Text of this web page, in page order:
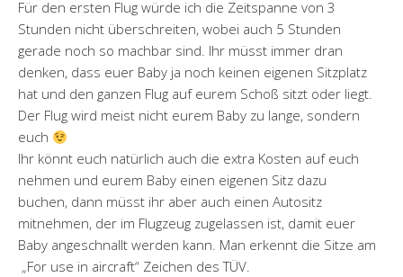
Für den ersten Flug würde ich die Zeitspanne von 3
Stunden nicht überschreiten, wobei auch 5 Stunden
gerade noch so machbar sind. Ihr müsst immer dran
denken, dass euer Baby ja noch keinen eigenen Sitzplatz
hat und den ganzen Flug auf eurem Schoß sitzt oder liegt.
Der Flug wird meist nicht eurem Baby zu lange, sondern
euch
Ihr könnt euch natürlich auch die extra Kosten auf euch
nehmen und eurem Baby einen eigenen Sitz dazu
buchen, dann müsst ihr aber auch einen Autositz
mitnehmen, der im Flugzeug zugelassen ist, damit euer
Baby angeschnallt werden kann. Man erkennt die Sitze am
„For use in aircraft“ Zeichen des TÜV.